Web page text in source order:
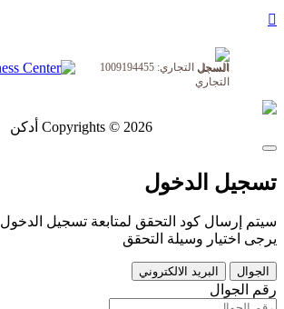
السجل التجاري: 1009194455
Copyrights © 2026 أدكن
تسجيل الدخول
سيتم إرسال كود التحقق لمتابعة تسجيل الدخول
يرجى اختيار وسيلة التحقق
الجوال البريد الالكتروني
رقم الجوال